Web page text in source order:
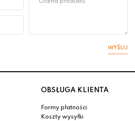
WYŚLIJ
OBSŁUGA KLIENTA
Formy płatności
Koszty wysyłki